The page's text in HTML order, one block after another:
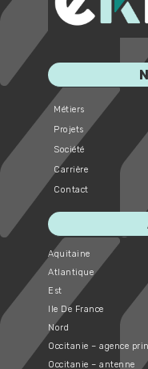
Métiers
Projets
Société
Carrière
Contact
Aquitaine
Atlantique
Est
Ile De France
Nord
Occitanie – agence
Occitanie – antenne